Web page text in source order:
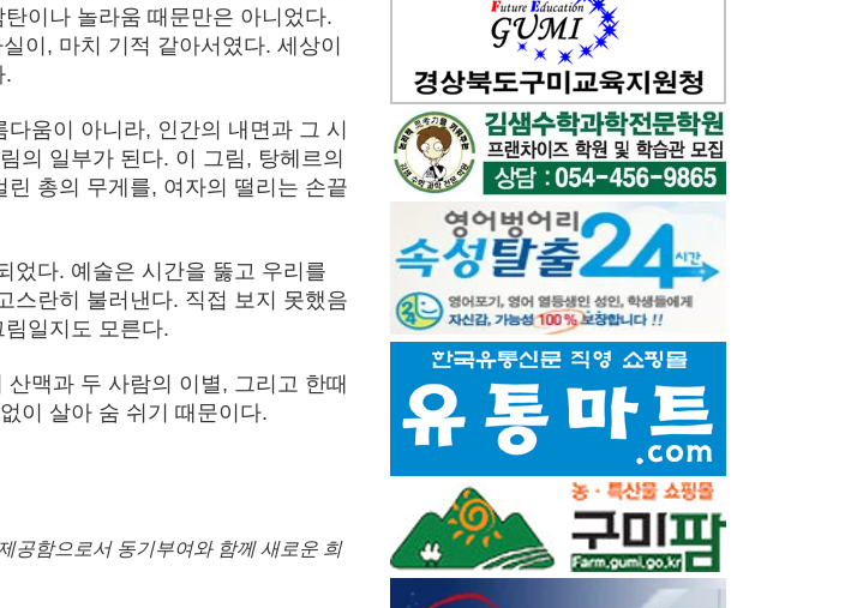
이나 놀라움 때문만은 아니었다.
이, 마치 기적 같아서였다. 세상이
.
움이 아니라, 인간의 내면과 그 시
의 일부가 된다. 이 그림, 탕헤르의
총의 무게를, 여자의 떨리는 손끝
었다. 예술은 시간을 뚫고 우리를
스란히 불러낸다. 직접 보지 못했음
일지도 모른다.
맥과 두 사람의 이별, 그리고 한때
이 살아 숨 쉬기 때문이다.
공함으로서 동기부여와 함께 새로운 희